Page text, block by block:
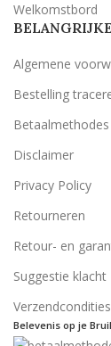
Welkomstbord
Algemene
Bestelling
Betaalmethodes
Disclaimer
Privacy Policy
Retourneren
Retour- en
Suggestie klacht
Verzendcondities
Belevenis op je